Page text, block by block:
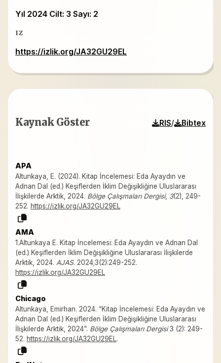
Yıl 2024 Cilt: 3 Sayı: 2
IZ
https://izlik.org/JA32GU29EL
Kaynak Göster RIS/ Bibtex
APA
Altunkaya, E. (2024). Kitap İncelemesi: Eda Ayaydın ve
Adnan Dal (ed.) Keşiflerden İklim Değişikliğine Uluslararası
İlişkilerde Arktik, 2024. Bölge Çalışmaları Dergisi, 3(2), 249-
252. https://izlik.org/JA32GU29EL
AMA
1.Altunkaya E. Kitap İncelemesi: Eda Ayaydın ve Adnan Dal
(ed.) Keşiflerden İklim Değişikliğine Uluslararası İlişkilerde
Arktik, 2024. AJAS. 2024;3(2):249-252.
https://izlik.org/JA32GU29EL
Chicago
Altunkaya, Emirhan. 2024. “Kitap İncelemesi: Eda Ayaydın ve
Adnan Dal (ed.) Keşiflerden İklim Değişikliğine Uluslararası
İlişkilerde Arktik, 2024”. Bölge Çalışmaları Dergisi3 (2): 249-
52. https://izlik.org/JA32GU29EL.